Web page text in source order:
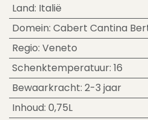
Land: Italië
Domein: Cabert Cantina
Regio: Veneto
Schenktemperatuur: 16
Bewaarkracht: 2-3 jaar
Inhoud: 0,75L